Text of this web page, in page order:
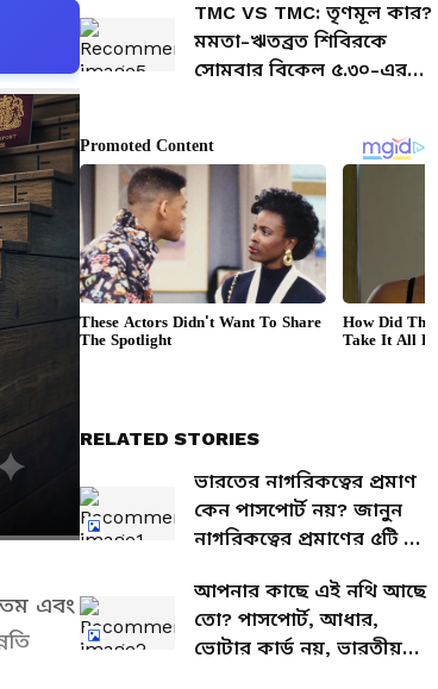
এবং
TMC VS TMC: তৃণমূল কার?
মমতা-ঋতব্রত শিবিরকে
সোমবার বিকেল ৫.৩০-এর
RELATED STORIES
ভারতের নাগরিকত্বের প্রমাণ
কেন পাসপোর্ট নয়? জানুন
নাগরিকত্বের প্রমাণের ৫টি বৈধ
আপনার কাছে এই নথি আছে
তো? পাসপোর্ট, আধার,
ভোটার কার্ড নয়, ভারতীয়